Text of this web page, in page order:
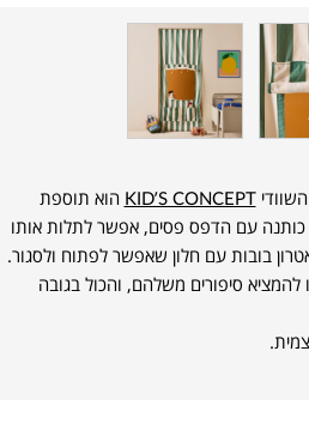
KID’S CONCEPT הוא תוספת
כותנה עם הדפס פסים, אפשר לתלות אותו
בובות עם חלון שאפשר לפתוח ולסגור.
להמציא סיפורים משלהם, והכול בגובה